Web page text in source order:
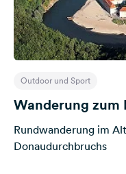
Outdoor und Sport
Wanderung zum
Rundwanderung im
Donaudurchbruchs